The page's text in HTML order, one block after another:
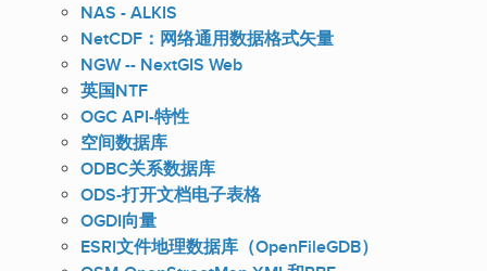
NAS - ALKIS
NetCDF：网络通用数据格式矢量
NGW -- NextGIS Web
英国NTF
OGC API-特性
空间数据库
ODBC关系数据库
ODS-打开文档电子表格
OGDI向量
ESRI文件地理数据库（OpenFileGDB）